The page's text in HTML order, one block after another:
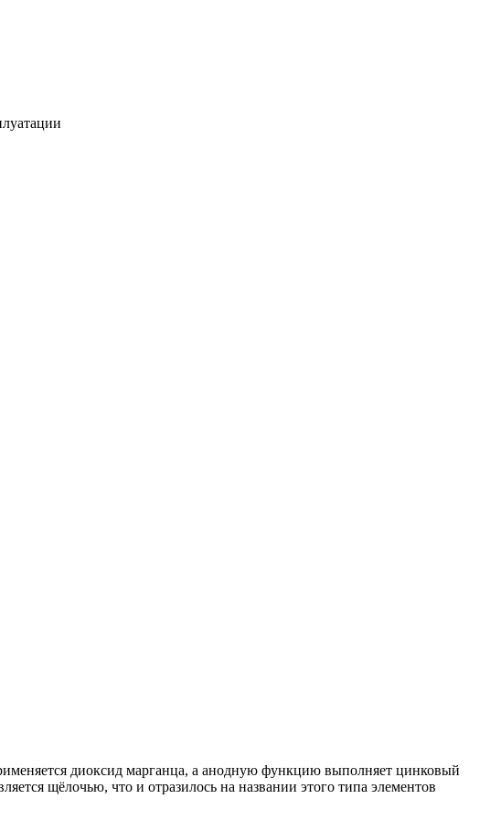
диоксид марганца, а анодную функцию выполняет цинковый
щёлочью, что и отразилось на названии этого типа элементов